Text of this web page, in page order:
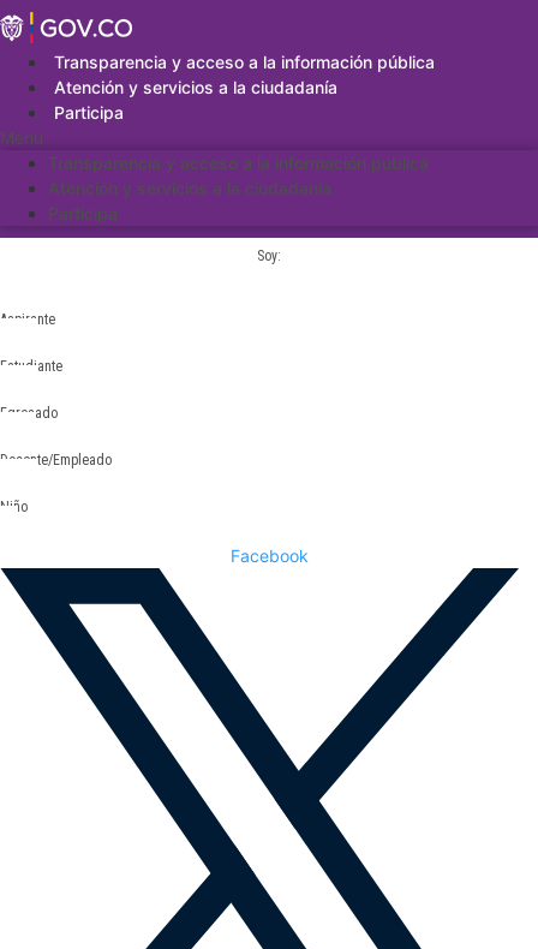
Saltar
al
contenidoTransparencia y acceso a la información pública
Atención y servicios a la ciudadanía
Participa
Menu
Transparencia y acceso a la información pública
Atención y servicios a la ciudadanía
Participa
Soy:
Aspirante
Estudiante
Egresado
Docente/Empleado
Niño
Facebook